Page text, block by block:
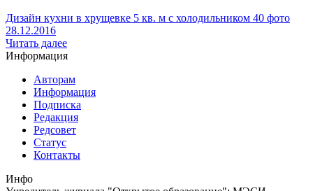
Дизайн кухни в хрущевке 5 кв. м с холодильником 40 фото
28.12.2016
Читать далее
Информация
Авторам
Информация
Подписка
Редакция
Редсовет
Статус
Контакты
Инфо